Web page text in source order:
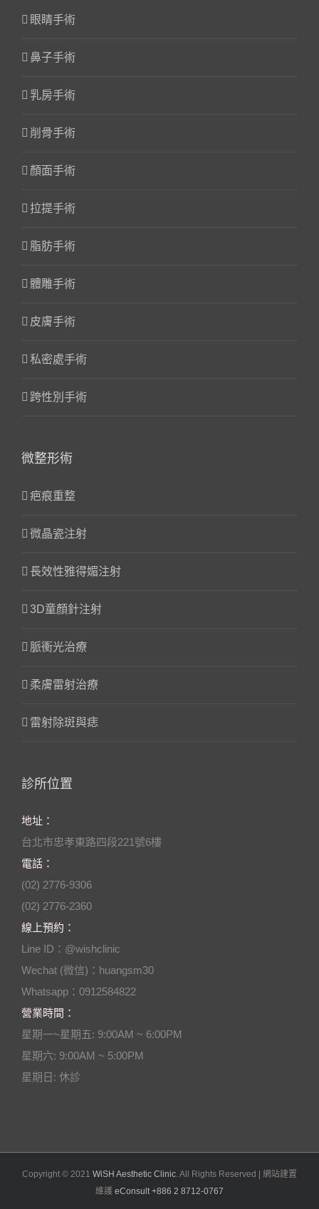
眼睛手術
鼻子手術
乳房手術
削骨手術
顏面手術
拉提手術
脂肪手術
體雕手術
皮膚手術
私密處手術
跨性別手術
微整形術
疤痕重整
微晶瓷注射
長效性雅得媚注射
3D童顏針注射
脈衝光治療
柔膚雷射治療
雷射除斑與痣
診所位置
地址：
台北市忠孝東路四段221號6樓
電話：
(02) 2776-9306
(02) 2776-2360
線上預約：
Line ID：@wishclinic
Wechat (微信)：huangsm30
Whatsapp：0912584822
營業時間：
星期一~星期五: 9:00AM ~ 6:00PM
星期六: 9:00AM ~ 5:00PM
星期日: 休診
Copyright © 2021 WiSH Aesthetic Clinic . All Rights Reserved | 網站建置
維護 eConsult +886 2 8712-0767